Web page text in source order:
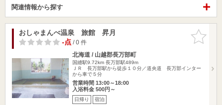
関連情報から探す
お気に入
りに追加
おしゃまんべ温泉 旅館 昇月
-点/ 0 件
北海道 / 山越郡長万部町
国縫駅9.72km 長万部駅489m
ＪＲ 長万部駅から徒歩１０分／道央道 長万部インター
から車で５分
営業時間 13:00～18:00
入浴料金 500円～
日帰り 宿泊